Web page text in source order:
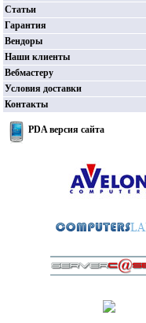
Статьи
Гарантия
Вендоры
Наши клиенты
Вебмастеру
Условия доставки
Контакты
PDA версия сайта